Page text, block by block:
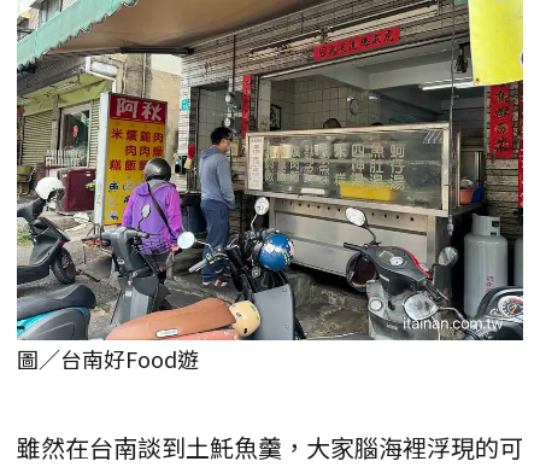
圖／台南好Food遊
雖然在台南談到土魠魚羹，大家腦海裡浮現的可